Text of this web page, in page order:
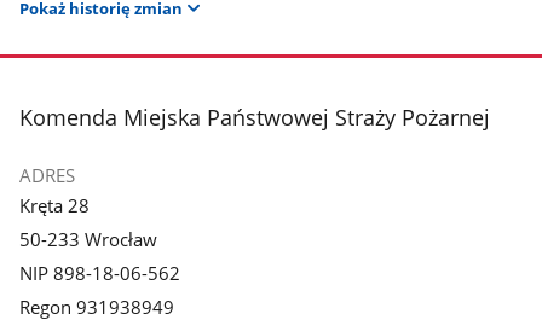
Pokaż historię zmian
stopka
Komenda Miejska Państwowej Straży Pożarnej
ADRES
Kręta 28
50-233 Wrocław
NIP 898-18-06-562
Regon 931938949